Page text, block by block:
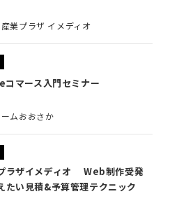
業プラザ イメディオ
マース入門セミナー
ムおおさか
ラザイメディオ Web制作受発
たい見積&予算管理テクニック